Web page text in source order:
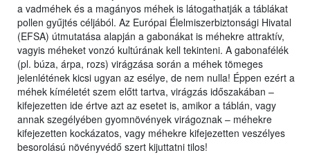
a vadméhek és a magányos méhek is látogathatják a táblákat
pollen gyűjtés céljából. Az Európai Élelmiszerbiztonsági Hivatal
(EFSA) útmutatása alapján a gabonákat is méhekre attraktív,
vagyis méheket vonzó kultúrának kell tekinteni. A gabonafélék
(pl. búza, árpa, rozs) virágzása során a méhek tömeges
jelenlétének kicsi ugyan az esélye, de nem nulla! Éppen ezért a
méhek kíméletét szem előtt tartva, virágzás időszakában –
kifejezetten ide értve azt az esetet is, amikor a táblán, vagy
annak szegélyében gyomnövények virágoznak – méhekre
kifejezetten kockázatos, vagy méhekre kifejezetten veszélyes
besorolású növényvédő szert kijuttatni tilos!